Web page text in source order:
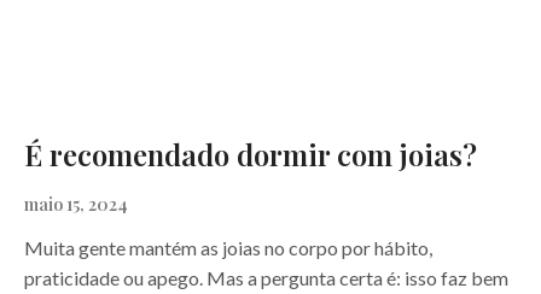
É recomendado dormir com joias?
maio 15, 2024
Muita gente mantém as joias no corpo por hábito,
praticidade ou apego. Mas a pergunta certa é: isso faz bem